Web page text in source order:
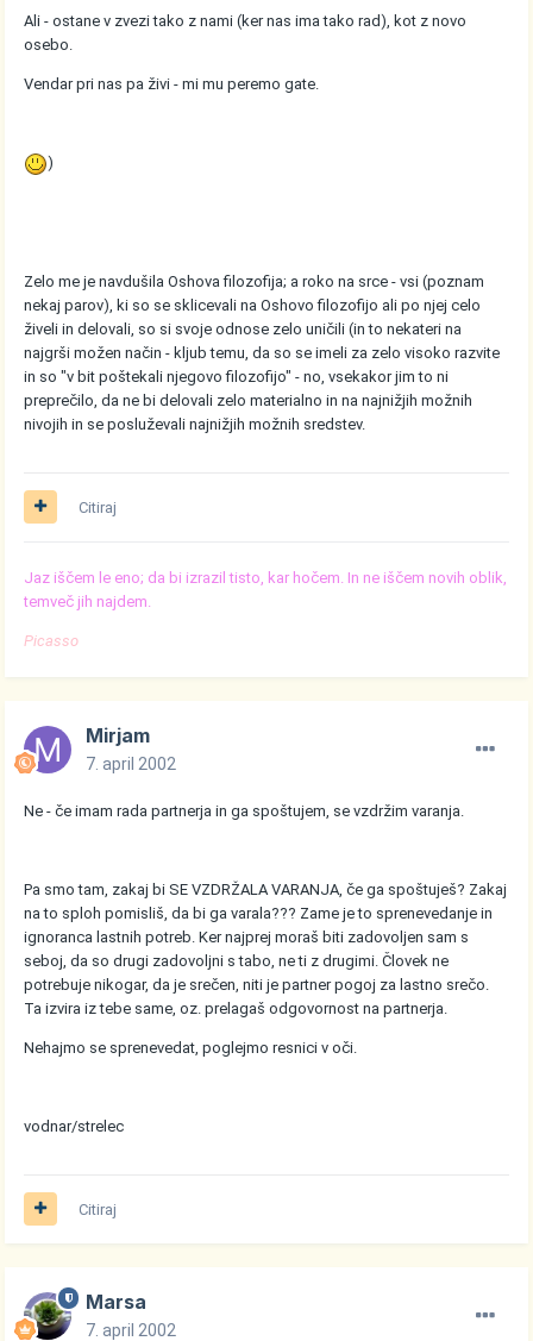
Ali - ostane v zvezi tako z nami (ker nas ima tako rad), kot z novo
osebo.
Vendar pri nas pa živi - mi mu peremo gate.
)
Zelo me je navdušila Oshova filozofija; a roko na srce - vsi (poznam
nekaj parov), ki so se sklicevali na Oshovo filozofijo ali po njej celo
živeli in delovali, so si svoje odnose zelo uničili (in to nekateri na
najgrši možen način - kljub temu, da so se imeli za zelo visoko razvite
in so "v bit poštekali njegovo filozofijo" - no, vsekakor jim to ni
preprečilo, da ne bi delovali zelo materialno in na najnižjih možnih
nivojih in se posluževali najnižjih možnih sredstev.
Citiraj
Jaz iščem le eno; da bi izrazil tisto, kar hočem. In ne iščem novih oblik,
temveč jih najdem.
Picasso
Mirjam
7. april 2002
Ne - če imam rada partnerja in ga spoštujem, se vzdržim varanja.
Pa smo tam, zakaj bi SE VZDRŽALA VARANJA, če ga spoštuješ? Zakaj
na to sploh pomisliš, da bi ga varala??? Zame je to sprenevedanje in
ignoranca lastnih potreb. Ker najprej moraš biti zadovoljen sam s
seboj, da so drugi zadovoljni s tabo, ne ti z drugimi. Človek ne
potrebuje nikogar, da je srečen, niti je partner pogoj za lastno srečo.
Ta izvira iz tebe same, oz. prelagaš odgovornost na partnerja.
Nehajmo se sprenevedat, poglejmo resnici v oči.
vodnar/strelec
Citiraj
Marsa
7. april 2002